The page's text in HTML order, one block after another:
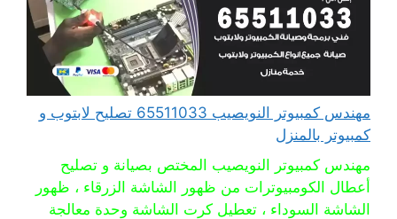
مهندس كمبيوتر النويصيب 65511033 تصليح لابتوب و
كمبيوتر بالمنزل
مهندس كمبيوتر النويصيب المختص بصيانة و تصليح
أعطال الكومبيوترات من ظهور الشاشة الزرقاء ، ظهور
الشاشة السوداء ، تعطيل كرت الشاشة وحدة معالجة